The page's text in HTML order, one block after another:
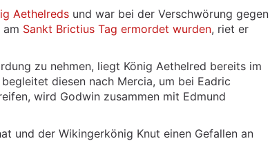
Aethelreds und war bei der Verschwörung gegen
Sankt Brictius Tag ermordet wurden, riet er
zu nehmen, liegt König Aethelred bereits im
diesen nach Mercia, um bei Eadric
wird Godwin zusammen mit Edmund
und der Wikingerkönig Knut einen Gefallen an